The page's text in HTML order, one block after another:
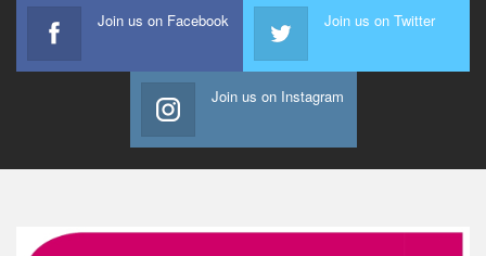
Join us on Facebook Join us on Twitter
Join us on Instagram